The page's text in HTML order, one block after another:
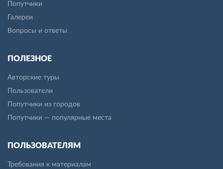
Попутчики
Галереи
Вопросы и ответы
ПОЛЕЗНОЕ
Авторские туры
Пользователи
Попутчики из городов
Попутчики — популярные места
ПОЛЬЗОВАТЕЛЯМ
Требования к материалам